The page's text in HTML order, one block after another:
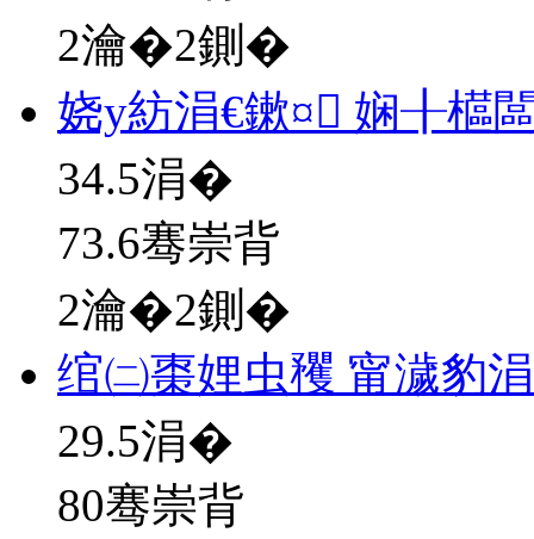
2瀹�2鍘�
娆у紡涓€鏉¤ 娴╂櫙
34.5涓�
73.6骞崇背
2瀹�2鍘�
绾㈡棗娌虫矡 甯濊豹
29.5涓�
80骞崇背